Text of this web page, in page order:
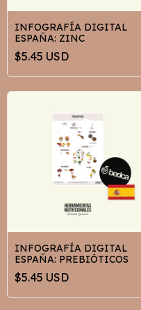
INFOGRAFÍA DIGITAL
ESPAÑA: ZINC
$5.45 USD
INFOGRAFÍA DIGITAL
ESPAÑA: PREBIÓTICOS
$5.45 USD